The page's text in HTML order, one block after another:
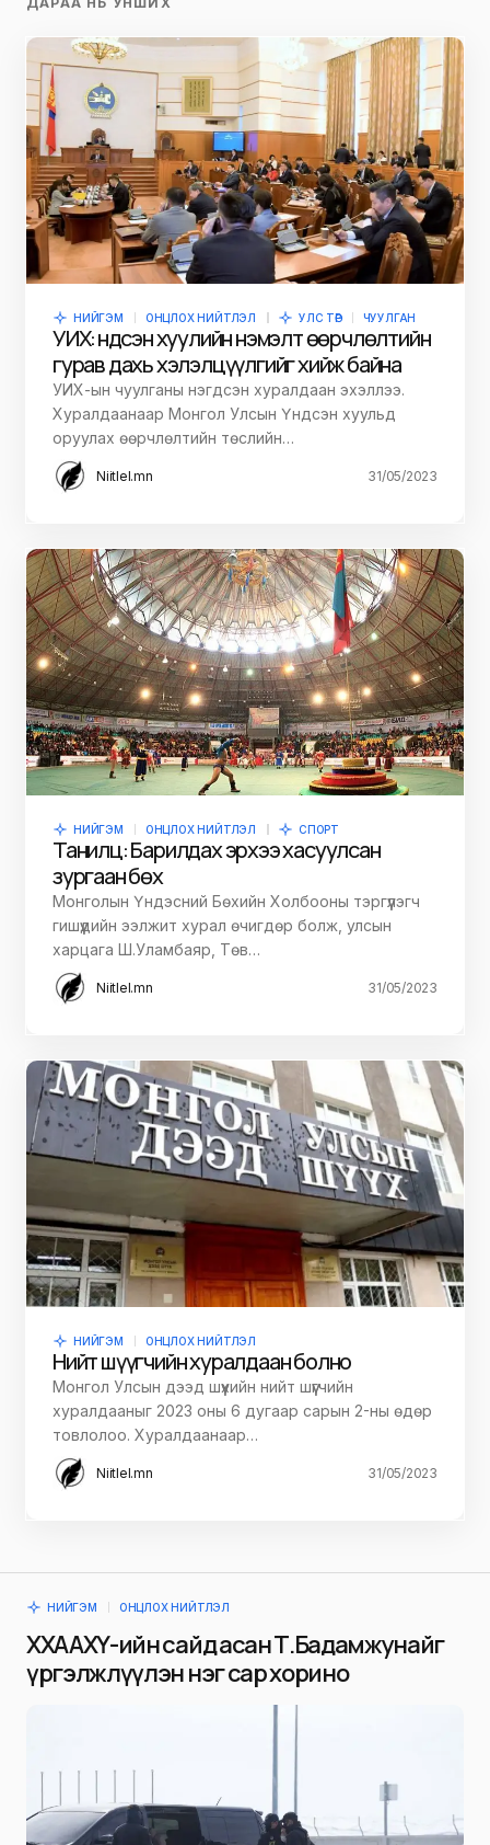
НИЙГЭМ ОНЦЛОХ НИЙТЛЭЛ УЛС ТӨР ЧУУЛГАН
УИХ: Үндсэн хуулийн нэмэлт өөрчлөлтийн
гурав дахь хэлэлцүүлгийг хийж байна
УИХ-ын чуулганы нэгдсэн хуралдаан эхэллээ.
Хуралдаанаар Монгол Улсын Үндсэн хуульд
оруулах өөрчлөлтийн төслийн…
Niitlel.mn 31/05/2023
НИЙГЭМ ОНЦЛОХ НИЙТЛЭЛ СПОРТ
Танилц: Барилдах эрхээ хасуулсан
зургаан бөх
Монголын Үндэсний Бөхийн Холбооны тэргүүлэгч
гишүүдийн ээлжит хурал өчигдөр болж, улсын
харцага Ш.Уламбаяр, Төв…
Niitlel.mn 31/05/2023
НИЙГЭМ ОНЦЛОХ НИЙТЛЭЛ
Нийт шүүгчийн хуралдаан болно
Монгол Улсын дээд шүүхийн нийт шүүгчийн
хуралдааныг 2023 оны 6 дугаар сарын 2-ны өдөр
товлолоо. Хуралдаанаар…
Niitlel.mn 31/05/2023
НИЙГЭМ ОНЦЛОХ НИЙТЛЭЛ
ХХААХҮ-ийн сайд асан Т.Бадамжунайг
үргэлжлүүлэн нэг сар хорино